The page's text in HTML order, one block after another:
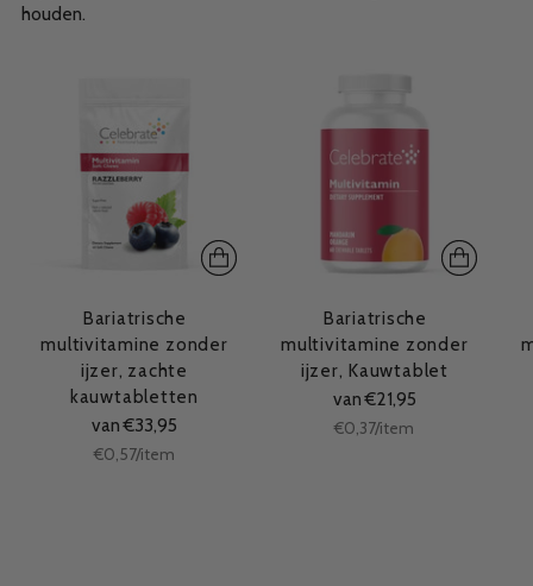
houden.
Bariatrische
multivitamine zonder
ijzer, zachte
kauwtabletten
van €33,95
Stukprijs
€0,57/per
item
Bariatrische
multivitamine zonder
ijzer, Kauwtablet
van €21,95
Stukprijs
€0,37/per
item